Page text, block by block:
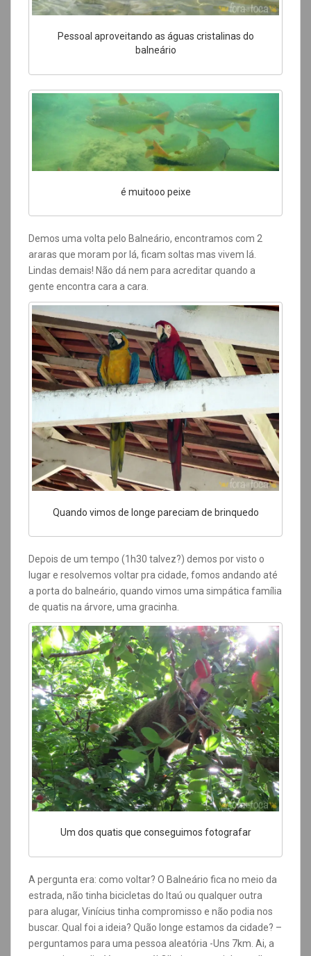
Pessoal aproveitando as águas cristalinas do
balneário
é muitooo peixe
Demos uma volta pelo Balneário, encontramos com 2
araras que moram por lá, ficam soltas mas vivem lá.
Lindas demais! Não dá nem para acreditar quando a
gente encontra cara a cara.
Quando vimos de longe pareciam de brinquedo
Depois de um tempo (1h30 talvez?) demos por visto o
lugar e resolvemos voltar pra cidade, fomos andando até
a porta do balneário, quando vimos uma simpática família
de quatis na árvore, uma gracinha.
Um dos quatis que conseguimos fotografar
A pergunta era: como voltar? O Balneário fica no meio da
estrada, não tinha bicicletas do Itaú ou qualquer outra
para alugar, Vinícius tinha compromisso e não podia nos
buscar. Qual foi a ideia? Quão longe estamos da cidade? –
perguntamos para uma pessoa aleatória -Uns 7km. Ai, a